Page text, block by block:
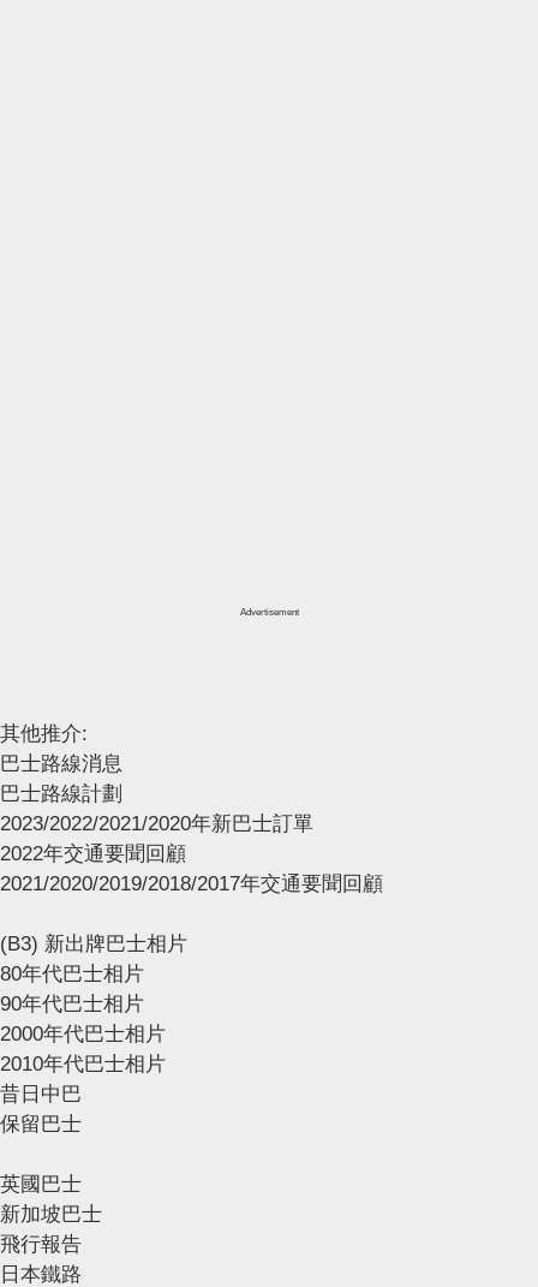
Advertisement
其他推介:
巴士路線消息
巴士路線計劃
2023/2022/2021/2020年新巴士訂單
2022年交通要聞回顧
2021/2020/2019/2018/2017年交通要聞回顧
(B3) 新出牌巴士相片
80年代巴士相片
90年代巴士相片
2000年代巴士相片
2010年代巴士相片
昔日中巴
保留巴士
英國巴士
新加坡巴士
飛行報告
日本鐵路